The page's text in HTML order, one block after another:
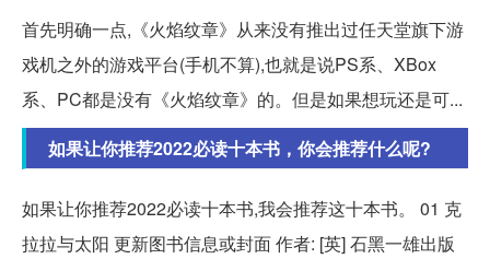
首先明确一点,《火焰纹章》从来没有推出过任天堂旗下游
戏机之外的游戏平台(手机不算),也就是说PS系、XBox
系、PC都是没有《火焰纹章》的。但是如果想玩还是可...
如果让你推荐2022必读十本书，你会推荐什么呢?
如果让你推荐2022必读十本书,我会推荐这十本书。 01 克
拉拉与太阳 更新图书信息或封面 作者: [英] 石黑一雄出版